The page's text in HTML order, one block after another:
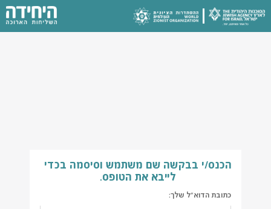
הכנס/י בבקשה שם משתמש וסיסמה בכדי
לייבא את הטופס.
כתובת הדוא"ל שלך: